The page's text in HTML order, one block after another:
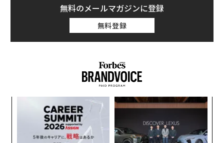
無料のメールマガジンに登録
無料登録